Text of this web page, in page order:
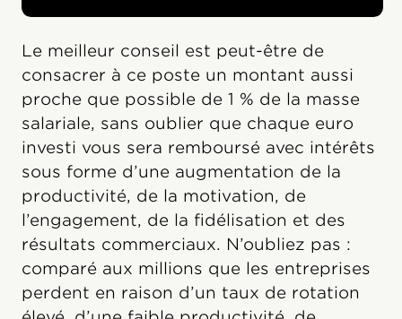
Le meilleur conseil est peut-être de
consacrer à ce poste un montant aussi
proche que possible de 1 % de la masse
salariale, sans oublier que chaque euro
investi vous sera remboursé avec intérêts
sous forme d’une augmentation de la
productivité, de la motivation, de
l’engagement, de la fidélisation et des
résultats commerciaux. N’oubliez pas :
comparé aux millions que les entreprises
perdent en raison d’un taux de rotation